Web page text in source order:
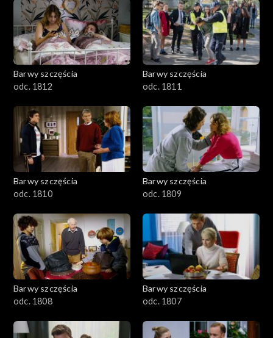
Barwy szczęścia
odc. 1812
Barwy szczęścia
odc. 1811
Barwy szczęścia
odc. 1810
Barwy szczęścia
odc. 1809
Barwy szczęścia
odc. 1808
Barwy szczęścia
odc. 1807